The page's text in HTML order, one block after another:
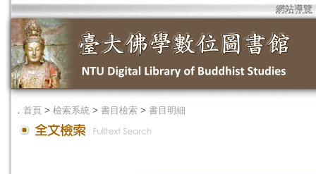
網站導覽
． 首頁 > 檢索系統 > 書目檢索 > 書目明細